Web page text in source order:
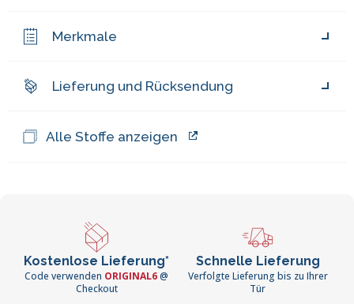
Merkmale
Lieferung und Rücksendung
Alle Stoffe anzeigen
Kostenlose Lieferung*
Code verwenden ORIGINAL6@
Checkout
Schnelle Lieferung
Verfolgte Lieferung bis zu Ihrer
Tür